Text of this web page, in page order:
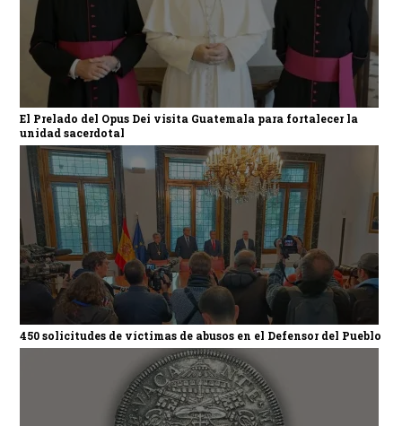
El Prelado del Opus Dei visita Guatemala para fortalecer la
unidad sacerdotal
450 solicitudes de víctimas de abusos en el Defensor del Pueblo